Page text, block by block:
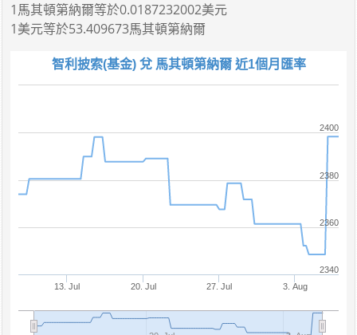
1馬其頓第納爾等於0.0187232002美元
1美元等於53.409673馬其頓第納爾
智利披索(基金) 兌 馬其頓第納爾 近1個月匯率
13. Jul 20. Jul 27. Jul 3. Aug
2340
2360
2380
2400